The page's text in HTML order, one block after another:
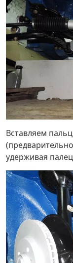
Вставляем
удерживая